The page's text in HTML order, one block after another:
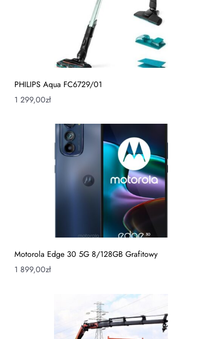
PHILIPS Aqua FC6729/01
1 299,00zł
Motorola Edge 30 5G 8/128GB Grafitowy
1 899,00zł